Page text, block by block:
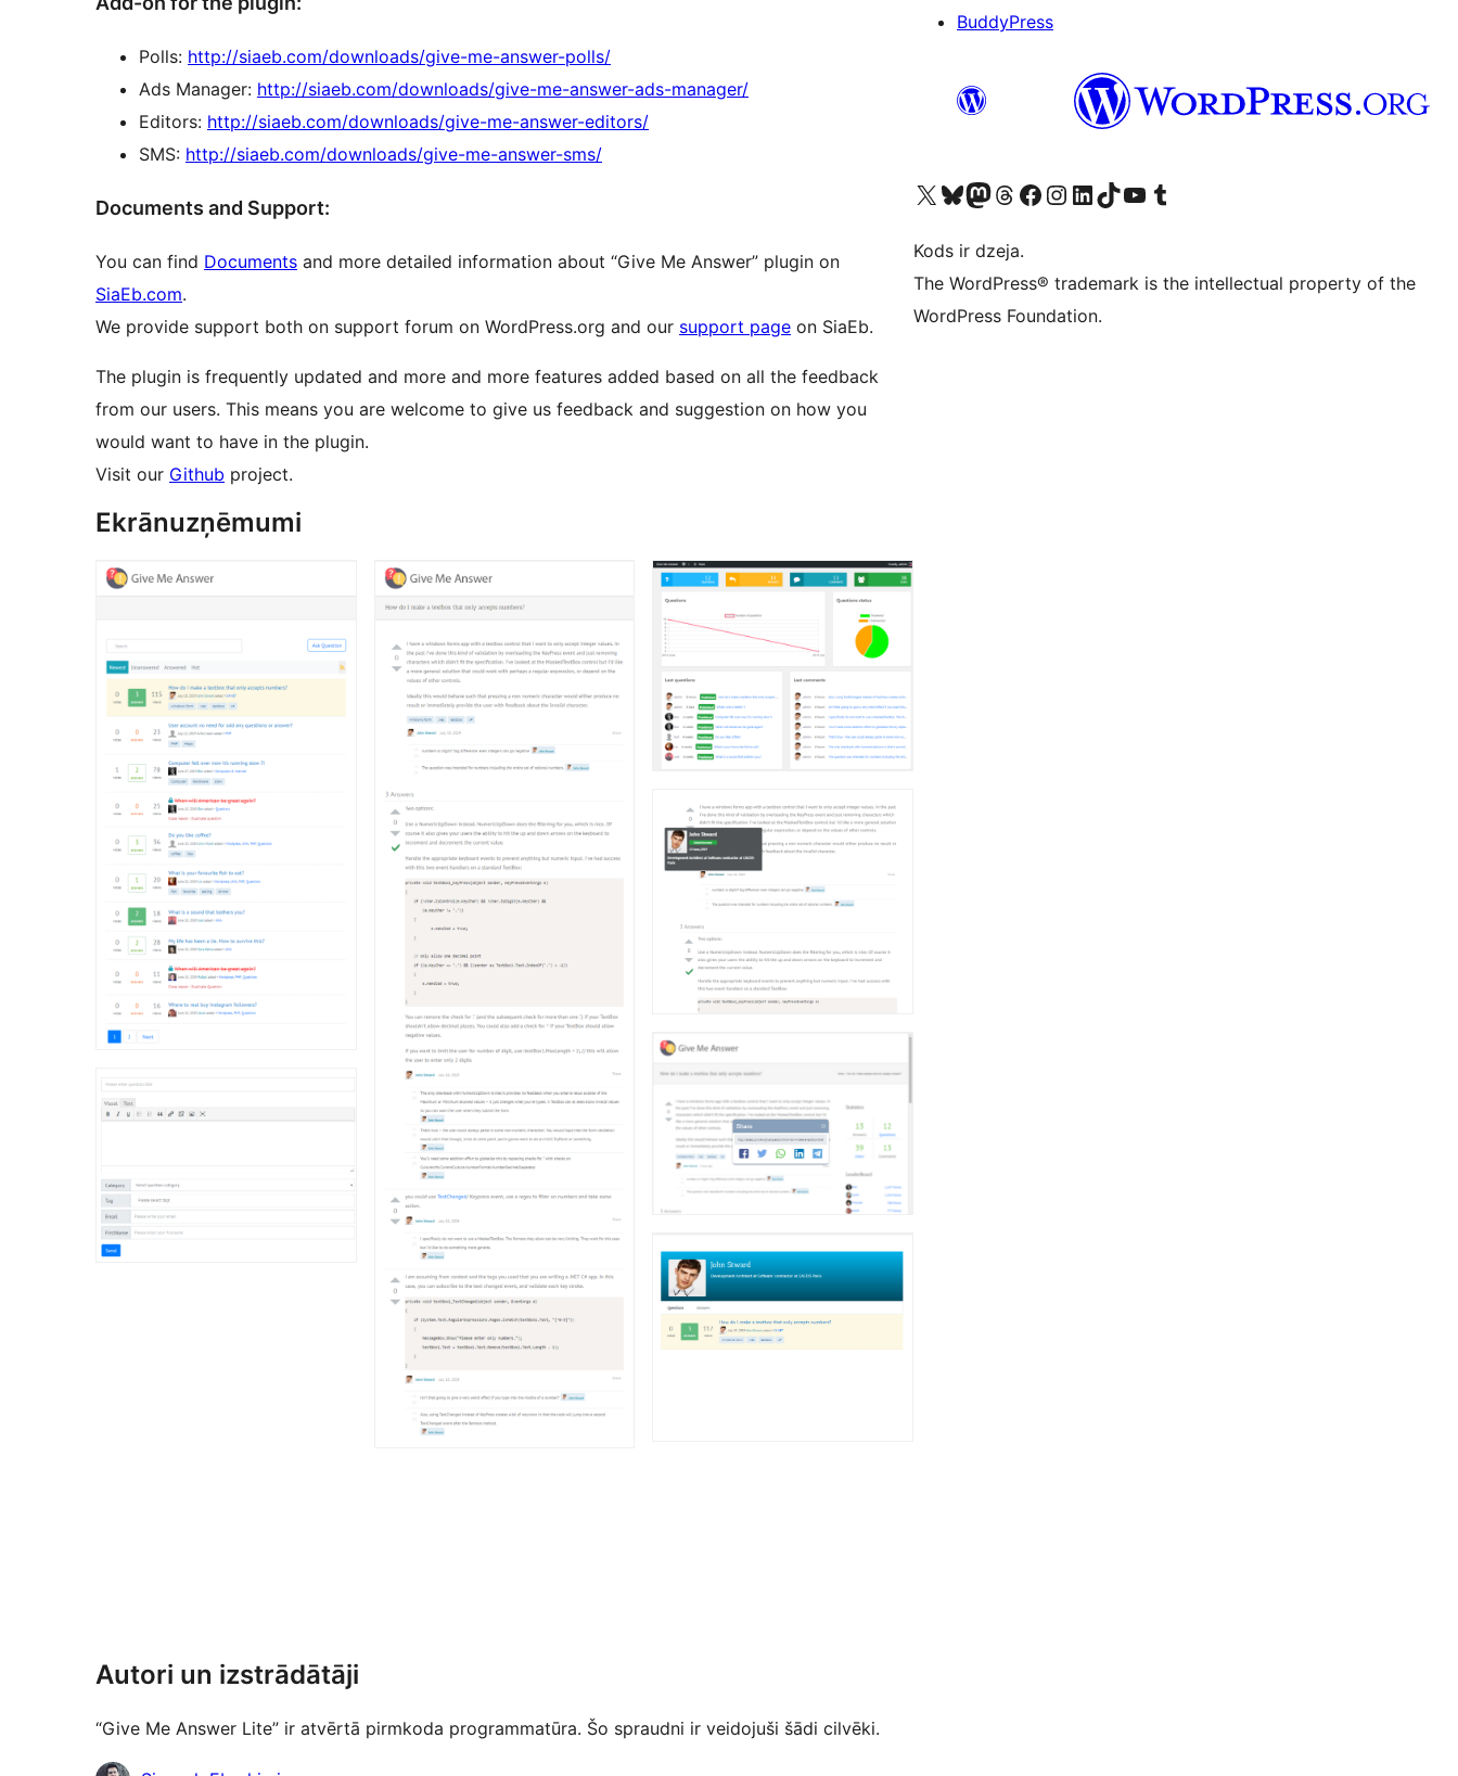
Polls: http://siaeb.com/downloads/give-me-answer-polls/
Ads Manager: http://siaeb.com/downloads/give-me-answer-ads-manager/
Editors: http://siaeb.com/downloads/give-me-answer-editors/
SMS: http://siaeb.com/downloads/give-me-answer-sms/
Documents and Support:
You can find Documents and more detailed information about “Give Me Answer” plugin on
SiaEb.com.
We provide support both on support forum on WordPress.org and our support page on SiaEb.
The plugin is frequently updated and more and more features added based on all the feedback
from our users. This means you are welcome to give us feedback and suggestion on how you
would want to have in the plugin.
Visit our Github project.
Ekrānuzņēmumi
Autori un izstrādātāji
“Give Me Answer Lite” ir atvērtā pirmkoda programmatūra. Šo spraudni ir veidojuši šādi cilvēki.
BuddyPress
Apmeklējiet mūsu X (agrāk Twitter) kontu
Apmeklējiet mūsu Bluesky kontu
Apmeklējiet mūsu Mastodon kontu
Apmeklējiet mūsu Threads kontu
Apmeklējiet mūsu Facebook lapuApmeklējiet mūsu Instagram kontu
Apmeklējiet mūsu LinkedIn kontu
Apmeklējiet mūsu TikTok kontu
Apmeklējiet mūsu YouTube kanālu
Apmeklējiet mūsu Tumblr kontu
Kods ir dzeja.
The WordPress® trademark is the intellectual property of the
WordPress Foundation.